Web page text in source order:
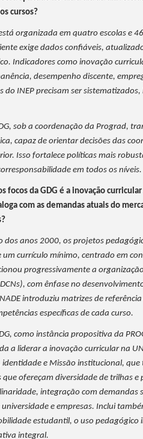
cursos?
organizada em quatro escolas e
exige dados confiáveis,
Indicadores como inovação
desempenho discente,
do INEP precisam ser
sob a coordenação da Prograd,
capaz de orientar decisões das
Isso fortalece políticas mais
em todos os níveis.
focos da GDG é a inovação
com as demandas atuais do
dos anos 2000, os projetos
currículo mínimo, centrado em
progressivamente a
com ênfase no
introduziu matrizes de
específicas de cada curso.
como instância propositiva da
a liderar a inovação curricular na
identidade e Missão institucional,
que ofereçam diversidade de trilhas
integração com demandas
e empresas. Inclui
estudantil, o uso
integral.